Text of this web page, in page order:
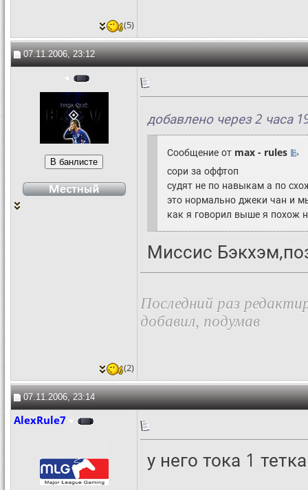
(5)
07.11.2006, 23:12
добавлено через 2 часа
Сообщение от max - rules
сори за оффтоп
судят не по навыкам а по
это нормально джеки чан и
как я говорил выше я похож
Миссис
Последний раз
добавил, подумав
(2)
07.11.2006, 23:14
AlexRule7
у него тока 1